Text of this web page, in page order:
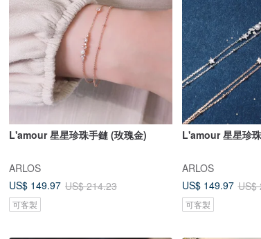
L'amour 星星珍珠手鏈 (玫瑰金)
ARLOS
US$ 149.97 US$ 214.23
可客製
L'amour 星星珍
ARLOS
US$ 149.97 US$
可客製